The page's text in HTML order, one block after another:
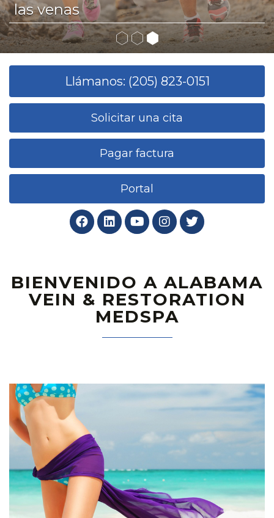
las venas
Llámanos: (205) 823-0151
Solicitar una cita
Pagar factura
Portal
BIENVENIDO A ALABAMA
VEIN & RESTORATION
MEDSPA